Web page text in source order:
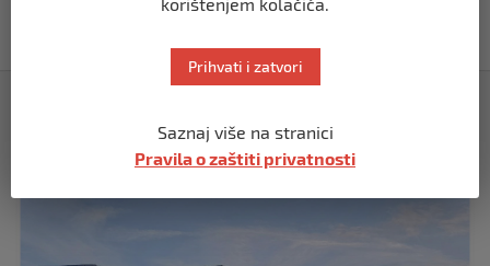
Prihvati i zatvori
Saznaj više na stranici
Pravila o zaštiti privatnosti